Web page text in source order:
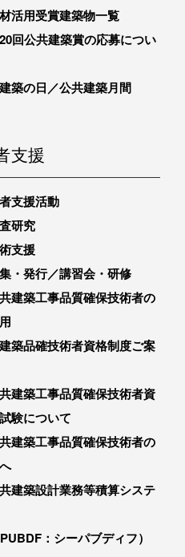
活用受賞建築物一覧
回公共建築賞の応募につい
築の日／公共建築月間
支援
支援活動
研究
支援
・発行／講習会・研修
建築工事品質確保技術者の
築品確技術者資格制度ご案
建築工事品質確保技術者資
験について
建築工事品質確保技術者の
建築設計業務等積算システ
：シーパブディフ）